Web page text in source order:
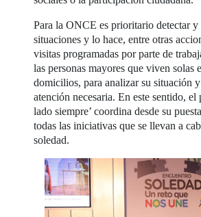
Para la ONCE es prioritario detectar y
situaciones y lo hace, entre otras
visitas programadas por parte de
las personas mayores que viven solas
domicilios, para analizar su situación
atención necesaria. En este sentido, el
lado siempre’ coordina desde su
todas las iniciativas que se llevan a
soledad.